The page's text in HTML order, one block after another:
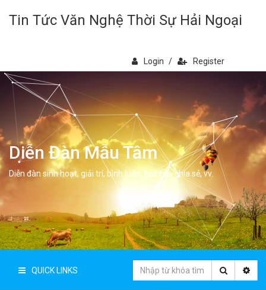
Tin Tức Văn Nghệ Thời Sự Hải Ngoại
Login / Register
Diễn Đàn Mẫu Tâm
Diễn đàn sinh hoạt, giải trí, bình luân, học hỏi, chia sẻ, vv.
QUICK LINKS